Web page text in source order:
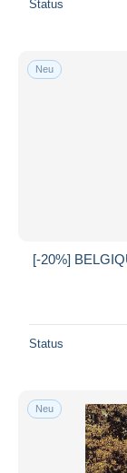
Status
Neu
[-20%]
Status
Neu